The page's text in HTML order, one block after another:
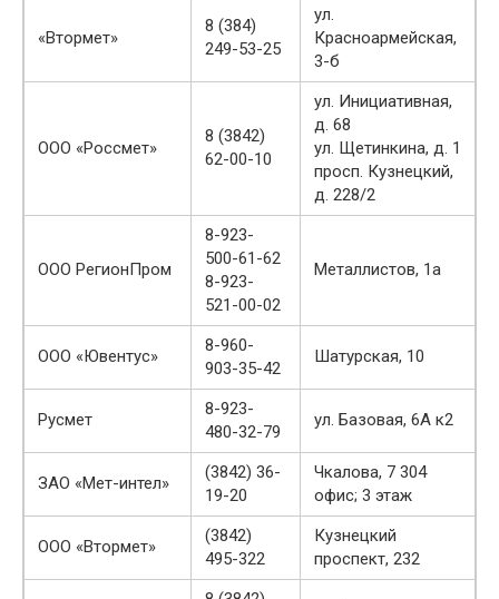
«Втормет»
8 (384)
249-53-25
ул.
Красноармейская,
3-б
ООО «Россмет»
8 (3842)
62-00-10
ул. Инициативная,
д. 68
ул. Щетинкина, д. 1
просп. Кузнецкий,
д. 228/2
ООО РегионПром
8-923-
500-61-62
8-923-
521-00-02
Металлистов, 1а
ООО «Ювентус»
8-960-
903-35-42
Шатурская, 10
Русмет
8-923-
480-32-79
ул. Базовая, 6А к2
ЗАО «Мет-интел»
(3842) 36-
19-20
Чкалова, 7 304
офис; 3 этаж
ООО «Втормет»
(3842)
495-322
Кузнецкий
проспект, 232